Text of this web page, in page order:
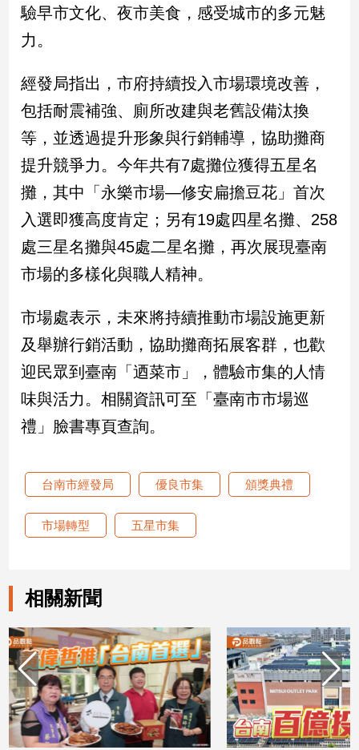
台
灣
觀
南
台
灣
觀
點
樂
樂
星
聞
流
行/
時
尚
生
活
築/
室
設
計
旅
遊/
美
食
驗早市文化、夜市美食，感受城市的多元魅
力。
經發局指出，市府持續投入市場環境改善，
包括耐震補強、廁所改建與老舊設備汰換
等，並透過提升形象與行銷輔導，協助攤商
提升競爭力。今年共有7處攤位獲得五星名
攤，其中「永樂市場—修安扁擔豆花」首次
入選即獲高度肯定；另有19處四星名攤、258
處三星名攤與45處二星名攤，再次展現臺南
市場的多樣化與職人精神。
市場處表示，未來將持續推動市場設施更新
及舉辦行銷活動，協助攤商拓展客群，也歡
迎民眾到臺南「迺菜市」，體驗市集的人情
味與活力。相關資訊可至「臺南市市場巡
禮」臉書專頁查詢。
台南市經發局 優良市集 頒獎典禮
市場轉型 五星市集
相關新聞